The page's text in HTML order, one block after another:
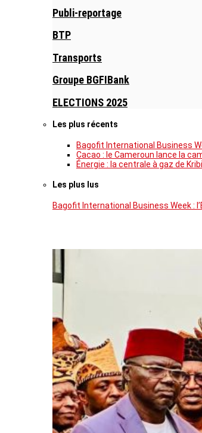
Publi-reportage
BTP
Transports
Groupe BGFIBank
ELECTIONS 2025
Les plus récents
Bagofit International Business
Cacao : le Cameroun lance la
Énergie : la centrale à gaz de
Les plus lus
Bagofit International Business Week :